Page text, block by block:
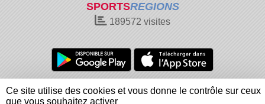
SPORTSREGIONS
189572 visites
Charte cookies
Gestion des cookies
Informations légales
Signaler un contenu inapproprié
Ce site utilise des cookies et vous donne le contrôle sur ceux
que vous souhaitez activer